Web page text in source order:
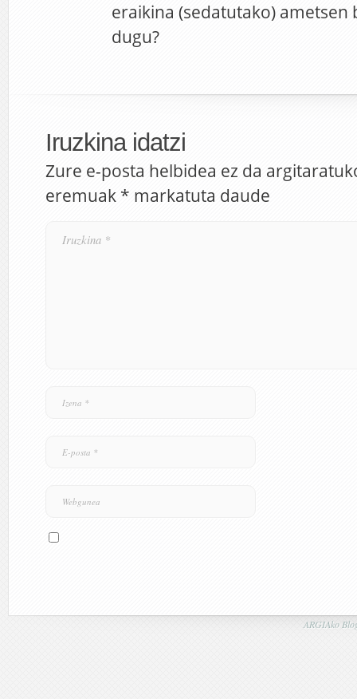
eraikina (sedatutako) ametsen
dugu?
Iruzkina idatzi
Zure e-posta helbidea ez da
eremuak * markatuta daude
ARGIAko